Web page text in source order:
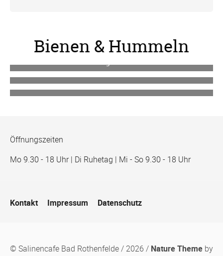
Bienen & Hummeln
Wildbienen
Hummeln
Öffnungszeiten
Mo 9.30 - 18 Uhr | Di Ruhetag | Mi - So 9.30 - 18 Uhr
überspringen
Kontakt Impressum Datenschutz
© Salinencafe Bad Rothenfelde / 2026 / Nature Theme by